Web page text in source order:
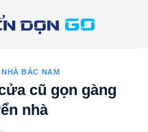
NHÀ BẮC NAM
cũ gọn gàng
nhà